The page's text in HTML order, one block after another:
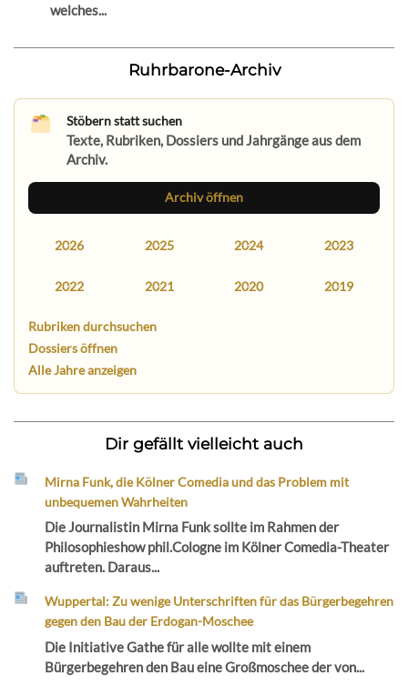
welches...
Ruhrbarone-Archiv
Stöbern statt suchen
Texte, Rubriken, Dossiers und Jahrgänge aus dem
Archiv.
Archiv öffnen
2026 2025 2024 2023
2022 2021 2020 2019
Rubriken durchsuchen
Dossiers öffnen
Alle Jahre anzeigen
Dir gefällt vielleicht auch
Mirna Funk, die Kölner Comedia und das Problem mit
unbequemen Wahrheiten
Die Journalistin Mirna Funk sollte im Rahmen der
Philosophieshow phil.Cologne im Kölner Comedia-Theater
auftreten. Daraus...
Wuppertal: Zu wenige Unterschriften für das Bürgerbegehren
gegen den Bau der Erdogan-Moschee
Die Initiative Gathe für alle wollte mit einem
Bürgerbegehren den Bau eine Großmoschee der von...